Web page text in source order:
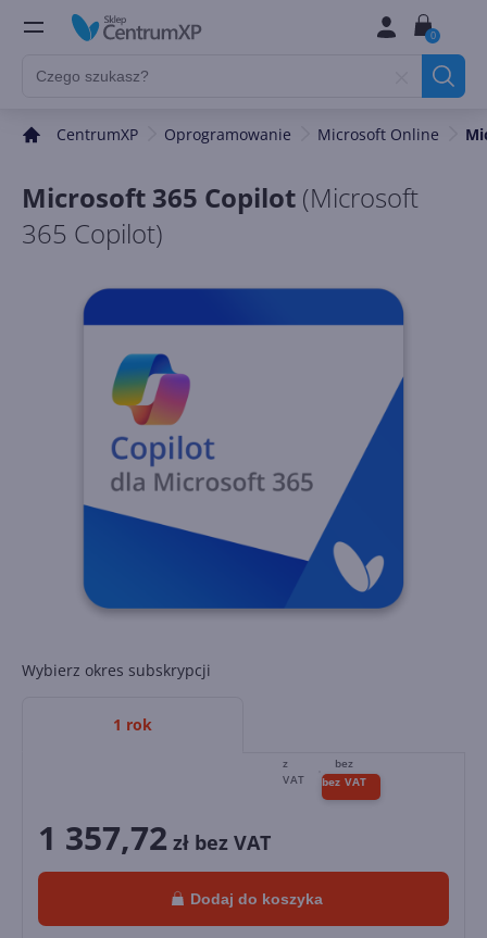
0
CentrumXP Oprogramowanie Microsoft Online
Microsoft 365 Copilot (Microsoft
365 Copilot)
Wybierz okres subskrypcji
1 rok
1 357,72 zł bez VAT
Dodaj do koszyka